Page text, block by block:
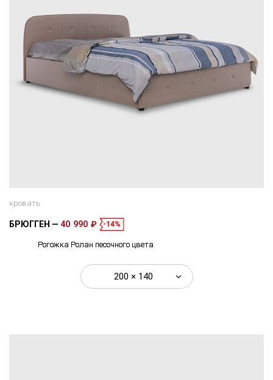
кровать
БРЮГГЕН 40 990 ₽ -14%
Рогожка Ролан песочного цвета
200 × 140